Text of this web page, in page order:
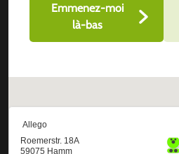
Emmenez-moi
là-bas